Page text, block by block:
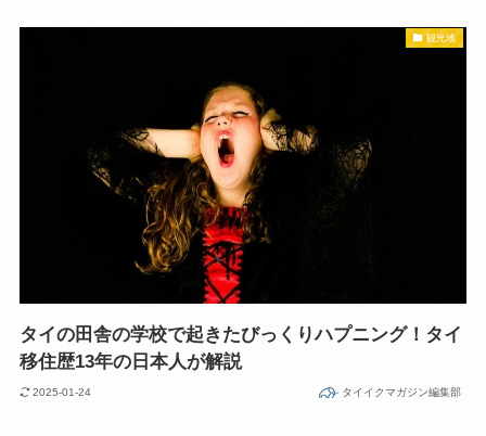
観光地
タイの田舎の学校で起きたびっくりハプニング！タイ
移住歴13年の日本人が解説
2025-01-24 タイイクマガジン編集部